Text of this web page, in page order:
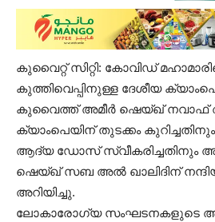
കുവൈറ്റ് സിറ്റി: കോവിഡ്
കുത്തിവെപ്പിനുള്ള ദേശീയ
കുവൈത്ത് അമീർ ഷെയ്ഖ് നവാഫ്
ക്യാംപെയിന് തുടക്കം
ആദ്യ ഡോസ് സ്വീകരിച്ചതിനും
ഷെയ്ഖ് സബ അൽ ഖാലിദിന്
അറിയിച്ചു.
ലോകാരോഗ്യ സംഘടനകളുടെ